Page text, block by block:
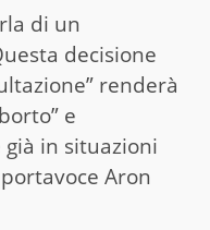
di un
decisione
renderà
e
in situazioni
Aron